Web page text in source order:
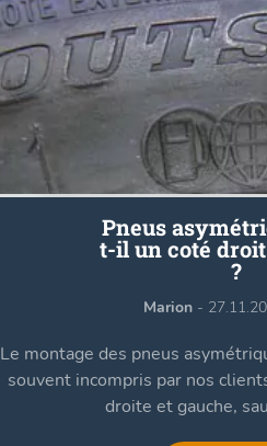
Pneus
t-il un coté
?
Marion -
Le montage des pneus
souvent incompris par nos
droite et gauche,